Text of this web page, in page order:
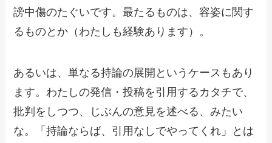
謗中傷のたぐいです。最たるものは、容姿に関す
るものとか（わたしも経験あります）。
あるいは、単なる持論の展開というケースもあり
ます。わたしの発信・投稿を引用するカタチで、
批判をしつつ、じぶんの意見を述べる、みたい
な。「持論ならば、引用なしでやってくれ」とは